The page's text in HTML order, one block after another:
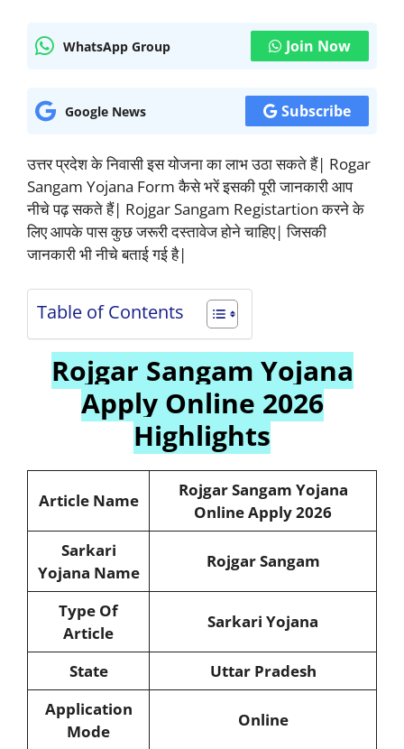
WhatsApp Group Join Now
Google News Subscribe
उत्तर प्रदेश के निवासी इस योजना का लाभ उठा सकते हैं| Rogar
Sangam Yojana Form कैसे भरें इसकी पूरी जानकारी आप
नीचे पढ़ सकते हैं| Rojgar Sangam Registartion करने के
लिए आपके पास कुछ जरूरी दस्तावेज होने चाहिए| जिसकी
जानकारी भी नीचे बताई गई है|
Table of Contents
Rojgar Sangam Yojana
Apply Online 2026
Highlights
Article Name
Rojgar Sangam Yojana
Online Apply 2026
Sarkari
Yojana Name
Rojgar Sangam
Type Of
Article
Sarkari Yojana
State
Uttar Pradesh
Application
Mode
Online